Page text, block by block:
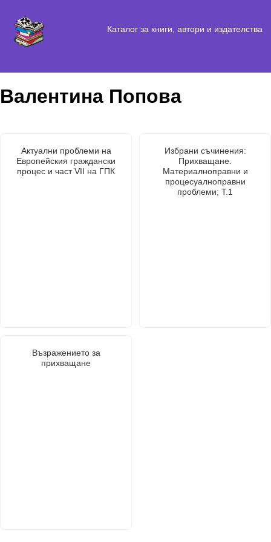
Каталог за книги, автори и издателства
Валентина Попова
Актуални проблеми на
Европейския граждански
процес и част VII на ГПК
Избрани съчинения:
Прихващане.
Материалноправни и
процесуалноправни
проблеми; Т.1
Възражението за
прихващане